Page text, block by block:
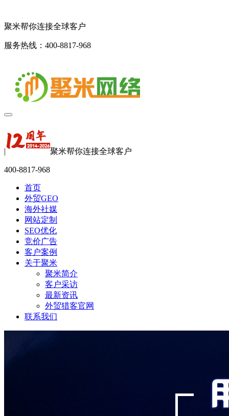
聚米帮你连接全球客户
服务热线：400-8817-968
| 聚米帮你连接全球客户
400-8817-968
首页
外贸GEO
海外社媒
网站定制
SEO优化
竞价广告
客户案例
关于聚米
聚米简介
客户采访
最新资讯
外贸猎客官网
联系我们